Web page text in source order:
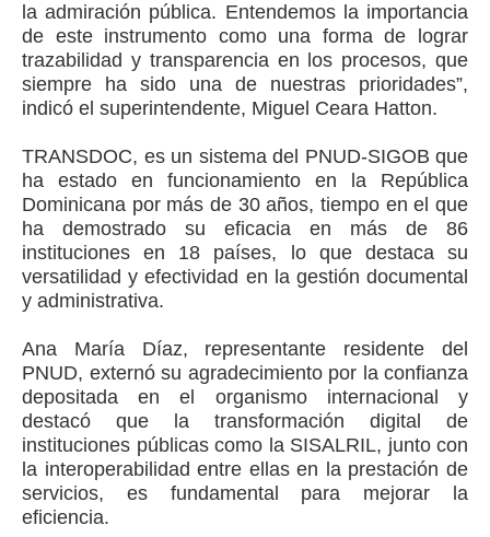
la admiración pública. Entendemos la importancia
de este instrumento como una forma de lograr
trazabilidad y transparencia en los procesos, que
siempre ha sido una de nuestras prioridades”,
indicó el superintendente, Miguel Ceara Hatton.
TRANSDOC, es un sistema del PNUD-SIGOB que
ha estado en funcionamiento en la República
Dominicana por más de 30 años, tiempo en el que
ha demostrado su eficacia en más de 86
instituciones en 18 países, lo que destaca su
versatilidad y efectividad en la gestión documental
y administrativa.
Ana María Díaz, representante residente del
PNUD, externó su agradecimiento por la confianza
depositada en el organismo internacional y
destacó que la transformación digital de
instituciones públicas como la SISALRIL, junto con
la interoperabilidad entre ellas en la prestación de
servicios, es fundamental para mejorar la
eficiencia.